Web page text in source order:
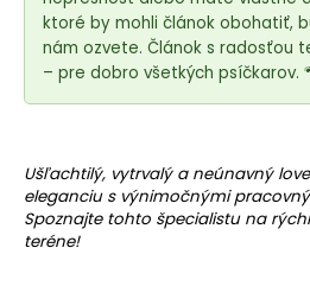
ktoré by mohli článok obohatiť,
nám ozvete. Článok s radosťou
– pre dobro všetkých psíčkarov.
Ušľachtilý, vytrvalý a neúnavný
eleganciu s výnimočnými
Spoznajte tohto špecialistu na
teréne!
á
s
ť
?